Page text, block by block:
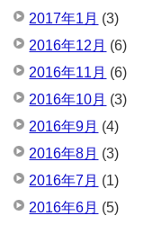
2017年1月 (3)
2016年12月 (6)
2016年11月 (6)
2016年10月 (3)
2016年9月 (4)
2016年8月 (3)
2016年7月 (1)
2016年6月 (5)